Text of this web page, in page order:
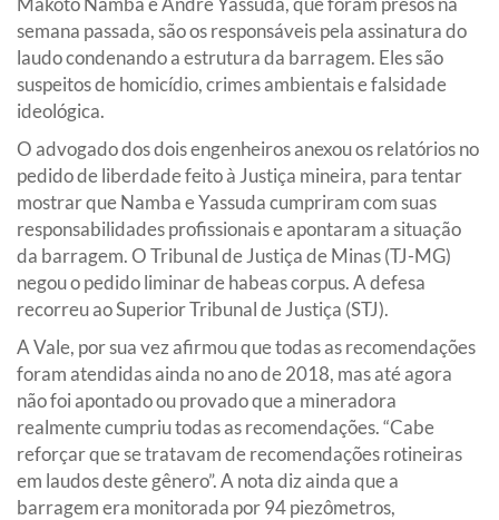
semana passada, são os responsáveis pela assinatura do
laudo condenando a estrutura da barragem. Eles são
suspeitos de homicídio, crimes ambientais e falsidade
ideológica.
O advogado dos dois engenheiros anexou os relatórios no
pedido de liberdade feito à Justiça mineira, para tentar
mostrar que Namba e Yassuda cumpriram com suas
responsabilidades profissionais e apontaram a situação
da barragem. O Tribunal de Justiça de Minas (TJ-MG)
negou o pedido liminar de habeas corpus. A defesa
recorreu ao Superior Tribunal de Justiça (STJ).
A Vale, por sua vez afirmou que todas as recomendações
foram atendidas ainda no ano de 2018, mas até agora
não foi apontado ou provado que a mineradora
realmente cumpriu todas as recomendações. “Cabe
reforçar que se tratavam de recomendações rotineiras
em laudos deste gênero”. A nota diz ainda que a
barragem era monitorada por 94 piezômetros,